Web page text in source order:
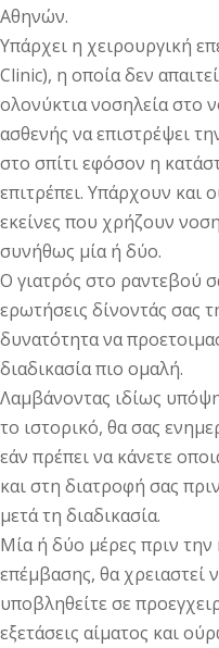
Αθηνών.
Υπάρχει η χειρουργική
Clinic), η οποία δεν απαιτεί
ολονύκτια νοσηλεία στο
ασθενής να επιστρέψει
στο σπίτι εφόσον η
επιτρέπει. Υπάρχουν και
εκείνες που χρήζουν
συνήθως μία ή δύο.
Ο γιατρός στο ραντεβού
ερωτήσεις δίνοντάς σας
δυνατότητα να
διαδικασία πιο ομαλή.
Λαμβάνοντας ιδίως
το ιστορικό, θα σας
εάν πρέπει να κάνετε
και στη διατροφή σας
μετά τη διαδικασία.
Μία ή δύο μέρες πριν
επέμβασης, θα χρειαστεί
υποβληθείτε σε
εξετάσεις αίματος και